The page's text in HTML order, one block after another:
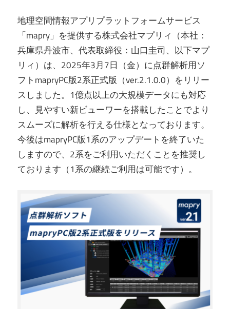
地理空間情報アプリプラットフォームサービス
「mapry」を提供する株式会社マプリィ（本社：
兵庫県丹波市、代表取締役：山口圭司、以下マプ
リィ）は、2025年3月7日（金）に点群解析用ソ
フトmapryPC版2系正式版（ver.2.1.0.0）をリリー
スしました。1億点以上の大規模データにも対応
し、見やすい新ビューワーを搭載したことでより
スムーズに解析を行える仕様となっております。
今後はmapryPC版1系のアップデートを終了いた
しますので、2系をご利用いただくことを推奨し
ております（1系の継続ご利用は可能です）。